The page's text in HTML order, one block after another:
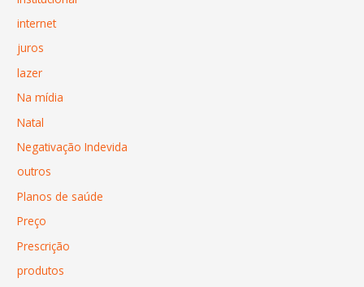
internet
juros
lazer
Na mídia
Natal
Negativação Indevida
outros
Planos de saúde
Preço
Prescrição
produtos